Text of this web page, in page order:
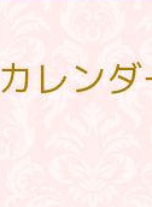
カレンダ